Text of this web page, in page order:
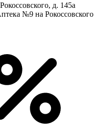
д. 145а
№9 на Рокоссовского